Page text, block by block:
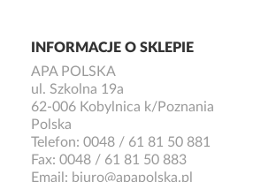
INFORMACJE O SKLEPIE
APA POLSKA
ul. Szkolna 19a
62-006 Kobylnica k/Poznania
Polska
Telefon:0048 / 61 81 50 881
Fax:0048 / 61 81 50 883
Email: biuro@apapolska.pl